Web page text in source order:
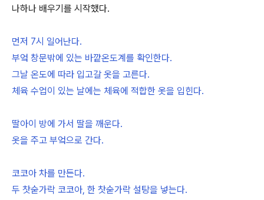
나하나 배우기를 시작했다.
먼저 7시 일어난다.
부엌 창문밖에 있는 바깥온도계를 확인한다.
그날 온도에 따라 입고갈 옷을 고른다.
체육 수업이 있는 날에는 체육에 적합한 옷을 입힌다.
딸아이 방에 가서 딸을 깨운다.
옷을 주고 부엌으로 간다.
코코아 차를 만든다.
두 찻숟가락 코코아, 한 찻숟가락 설탕을 넣는다.